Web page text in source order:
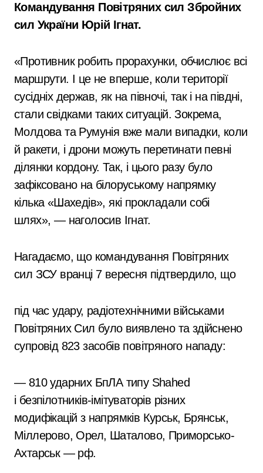
Командування Повітряних сил Збройних
сил України Юрій Ігнат.
«Противник робить прорахунки, обчислює всі
маршрути. І це не вперше, коли території
сусідніх держав, як на півночі, так і на півдні,
стали свідками таких ситуацій. Зокрема,
Молдова та Румунія вже мали випадки, коли
й ракети, і дрони можуть перетинати певні
ділянки кордону. Так, і цього разу було
зафіксовано на білоруському напрямку
кілька «Шахедів», які прокладали собі
шлях», — наголосив Ігнат.
Нагадаємо, що командування Повітряних
сил ЗСУ вранці 7 вересня підтвердило, що
під час удару, радіотехнічними військами
Повітряних Сил було виявлено та здійснено
супровід 823 засобів повітряного нападу:
— 810 ударних БпЛА типу Shahed
і безпілотників-імітуваторів різних
модифікацій з напрямків Курськ, Брянськ,
Міллерово, Орел, Шаталово, Приморсько-
Ахтарськ — рф.